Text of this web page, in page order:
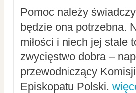
Pomoc należy
będzie ona potrzebna.
miłości i niech jej stale
zwycięstwo dobra –
przewodniczący
Episkopatu Polski.